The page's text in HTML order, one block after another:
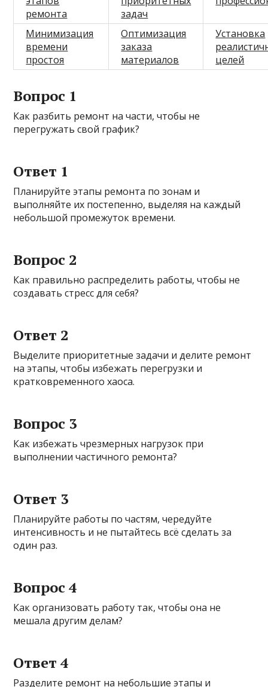
ремонта
задач
Минимизация
времени
простоя
Оптимизация
заказа
материалов
Установка
целей
Вопрос 1
Как разбить ремонт на части, чтобы не
перегружать свой график?
Ответ 1
Планируйте этапы ремонта по зонам и
выполняйте их постепенно, выделяя на каждый
небольшой промежуток времени.
Вопрос 2
Как правильно распределить работы, чтобы не
создавать стресс для себя?
Ответ 2
Выделите приоритетные задачи и делите ремонт
на этапы, чтобы избежать перегрузки и
кратковременного хаоса.
Вопрос 3
Как избежать чрезмерных нагрузок при
выполнении частичного ремонта?
Ответ 3
Планируйте работы по частям, чередуйте
интенсивность и не пытайтесь всё сделать за
один раз.
Вопрос 4
Как организовать работу так, чтобы она не
мешала другим делам?
Ответ 4
Разделите ремонт на небольшие этапы и